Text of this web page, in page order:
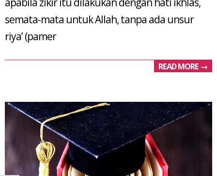
semata-mata untuk Allah, tanpa ada unsur
riya’ (pamer
READ MORE →